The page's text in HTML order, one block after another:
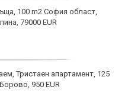
100 m2 София област,
79000 EUR
Тристаен апартамент, 125
950 EUR